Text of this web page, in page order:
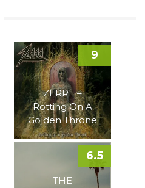
ZERRE –
Rotting On A
Golden Throne
9
THE
6.5